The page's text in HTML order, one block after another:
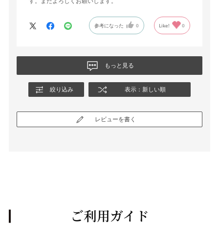
参考になった 0 Like! 0
もっと見る
絞り込み 表示：新しい順
レビューを書く
ご利用ガイド